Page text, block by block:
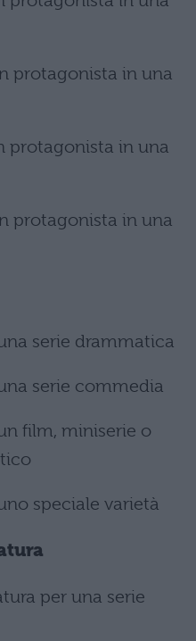
protagonista in una
protagonista in una
protagonista in una
serie drammatica
serie commedia
film, miniserie o
speciale varietà
per una serie